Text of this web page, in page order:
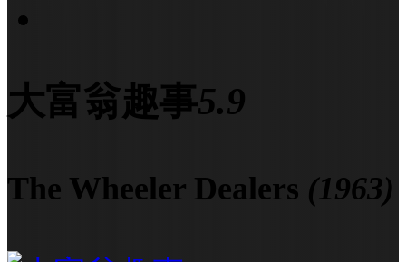
大富翁趣事5.9
The Wheeler Dealers (1963)